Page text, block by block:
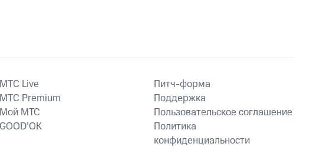
MTС Live
MTС Premium
Мой МТС
GOOD’OK
Питч-форма
Поддержка
Пользовательское соглашение
Политика
конфиденциальности